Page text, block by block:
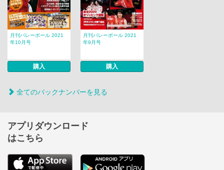
月刊バレーボール 2021
年10月号
購入
月刊バレーボール 2021
年9月号
購入
全てのバックナンバーを見る
アプリダウンロード
はこちら